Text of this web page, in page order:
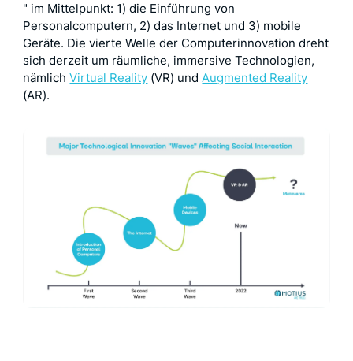
" im Mittelpunkt: 1) die Einführung von
Personalcomputern, 2) das Internet und 3) mobile
Geräte. Die vierte Welle der Computerinnovation dreht
sich derzeit um räumliche, immersive Technologien,
nämlichVirtual Reality (VR) undAugmented Reality
(AR).